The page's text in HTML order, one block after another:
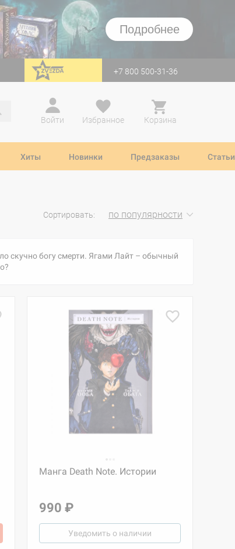
Подробнее
перейти на Zvezda +7 800 500-31-36
Войти
Избранное Корзина
Хиты Новинки Предзаказы Статьи
Сортировать: по популярности
скучно богу смерти. Ягами Лайт – обычный
Манга Death Note. Истории
990 ₽
Уведомить о наличии